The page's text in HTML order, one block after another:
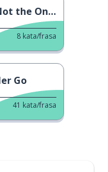
Only One
8 kata/frasa
Go
41 kata/frasa